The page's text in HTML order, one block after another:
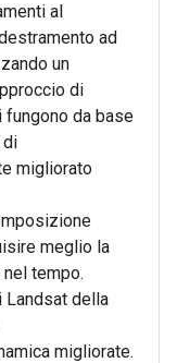
al
ad
un
di
da base
di
migliorato
meglio la
tempo.
della
migliorate.